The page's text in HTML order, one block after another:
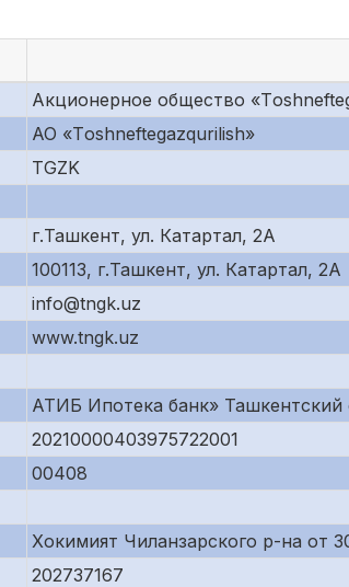
Акционерное общество
АО «Tоshneftеgazqurilish»
TGZK
г.Ташкент, ул. Катартал, 2А
100113, г.Ташкент, ул. Катартал, 2А
info@tngk.uz
www.tngk.uz
АТИБ Ипотека банк» Ташкентский
20210000403975722001
00408
Хокимият Чиланзарского р-на от
202737167